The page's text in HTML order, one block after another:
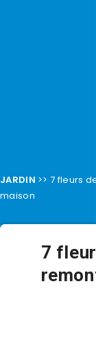
JARDIN >>7 fleurs
maison
7